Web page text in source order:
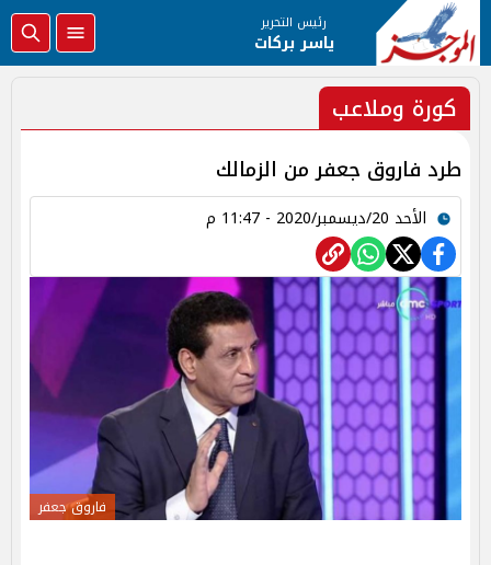
رئيس التحرير
ياسر بركات
كورة وملاعب
طرد فاروق جعفر من الزمالك
الأحد 20/ديسمبر/2020 - 11:47 م
فاروق جعفر